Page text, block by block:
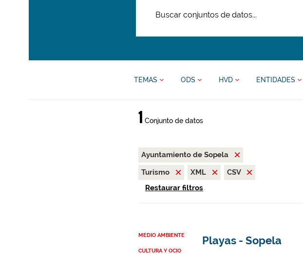
TEMAS ODS HVD ENTIDADES
1 Conjunto de datos
Ayuntamiento de Sopela
Turismo
XML
CSV
Restaurar filtros
MEDIO AMBIENTE
CULTURA Y OCIO
Playas - Sopela